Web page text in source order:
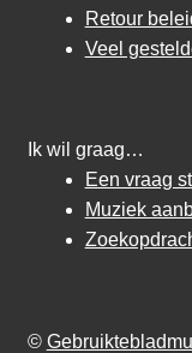
Retour
Veel
Ik wil graag…
Een vraag
Muziek
©